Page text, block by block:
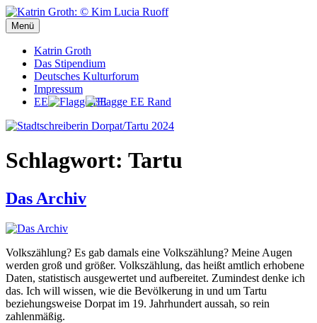
Zum
Inhalt
springen
Stadtschreiberin Dorpat/Tartu 2024
Stadtschreiberin Dorpat/Tartu 2024
Menü
Katrin Groth
Das Stipendium
Deutsches Kulturforum
Impressum
EE
Schlagwort: Tartu
Das Archiv
Volkszählung? Es gab damals eine Volkszählung? Meine Augen
werden groß und größer. Volkszählung, das heißt amtlich erhobene
Daten, statistisch ausgewertet und aufbereitet. Zumindest denke ich
das. Ich will wissen, wie die Bevölkerung in und um Tartu
beziehungsweise Dorpat im 19. Jahrhundert aussah, so rein
zahlenmäßig.